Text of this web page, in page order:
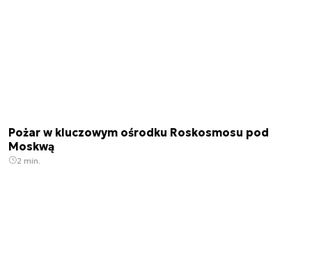
Pożar w kluczowym ośrodku Roskosmosu pod
Moskwą
2 min.